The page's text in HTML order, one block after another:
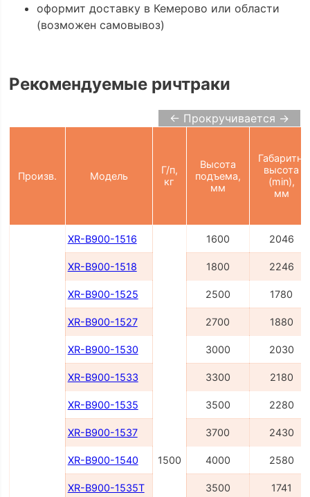
оформит доставку в Кемерово или области
(возможен самовывоз)
Рекомендуемые ричтраки
← Прокручивается →
Произв. Модель
Г/п,
кг
Высота
подъема,
мм
Габаритн.
высота
(min),
мм
XR-B900-1516
1500
1600 2046
XR-B900-1518 1800 2246
XR-B900-1525 2500 1780
XR-B900-1527 2700 1880
XR-B900-1530 3000 2030
XR-B900-1533 3300 2180
XR-B900-1535 3500 2280
XR-B900-1537 3700 2430
XR-B900-1540 4000 2580
XR-B900-1535Т 3500 1741